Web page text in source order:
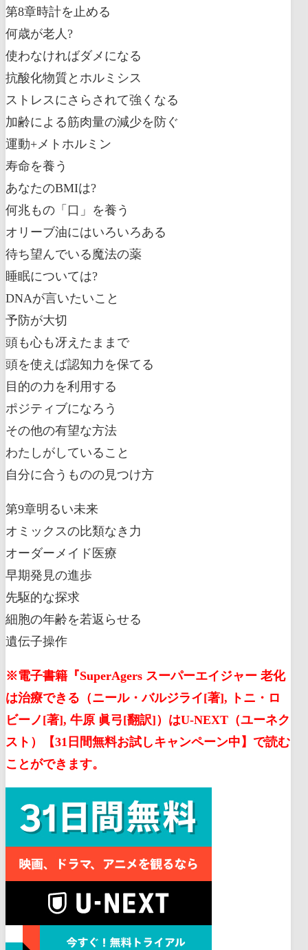
第8章時計を止める
何歳が老人?
使わなければダメになる
抗酸化物質とホルミシス
ストレスにさらされて強くなる
加齢による筋肉量の減少を防ぐ
運動+メトホルミン
寿命を養う
あなたのBMIは?
何兆もの「口」を養う
オリーブ油にはいろいろある
待ち望んでいる魔法の薬
睡眠については?
DNAが言いたいこと
予防が大切
頭も心も冴えたままで
頭を使えば認知力を保てる
目的の力を利用する
ポジティブになろう
その他の有望な方法
わたしがしていること
自分に合うものの見つけ方
第9章明るい未来
オミックスの比類なき力
オーダーメイド医療
早期発見の進歩
先駆的な探求
細胞の年齢を若返らせる
遺伝子操作
※電子書籍『SuperAgers スーパーエイジャー 老化
は治療できる（ニール・バルジライ[著], トニ・ロ
ビーノ[著], 牛原 眞弓[翻訳]）はU-NEXT（ユーネク
スト）【31日間無料お試しキャンペーン中】で読む
ことができます。